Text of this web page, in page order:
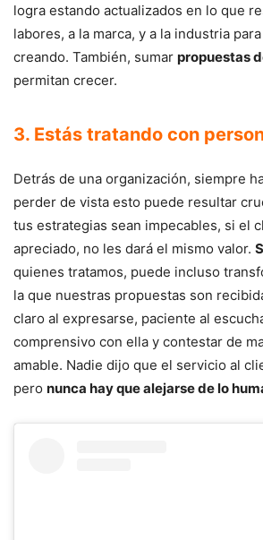
logra estando actualizados en lo que
labores, a la marca, y a la industria
creando. También, sumar propuestas
permitan crecer.
3. Estás tratando con
Detrás de una organización, siempre
perder de vista esto puede resultar
tus estrategias sean impecables, si el
apreciado, no les dará el mismo valor.
quienes tratamos, puede incluso
la que nuestras propuestas son
claro al expresarse, paciente al
comprensivo con ella y contestar de
amable. Nadie dijo que el servicio al
pero nunca hay que alejarse de lo